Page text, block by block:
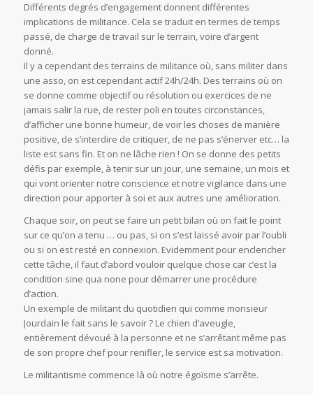
Différents degrés d’engagement donnent différentes
implications de militance. Cela se traduit en termes de temps
passé, de charge de travail sur le terrain, voire d’argent
donné.
Il y a cependant des terrains de militance où, sans militer dans
une asso, on est cependant actif 24h/24h. Des terrains où on
se donne comme objectif ou résolution ou exercices de ne
jamais salir la rue, de rester poli en toutes circonstances,
d’afficher une bonne humeur, de voir les choses de manière
positive, de s’interdire de critiquer, de ne pas s’énerver etc… la
liste est sans fin. Et on ne lâche rien ! On se donne des petits
défis par exemple, à tenir sur un jour, une semaine, un mois et
qui vont orienter notre conscience et notre vigilance dans une
direction pour apporter à soi et aux autres une amélioration.
Chaque soir, on peut se faire un petit bilan où on fait le point
sur ce qu’on a tenu … ou pas, si on s’est laissé avoir par l’oubli
ou si on est resté en connexion. Evidemment pour enclencher
cette tâche, il faut d’abord vouloir quelque chose car c’est la
condition sine qua none pour démarrer une procédure
d’action.
Un exemple de militant du quotidien qui comme monsieur
Jourdain le fait sans le savoir ? Le chien d’aveugle,
entièrement dévoué à la personne et ne s’arrêtant même pas
de son propre chef pour renifler, le service est sa motivation.
Le militantisme commence là où notre égoïsme s’arrête.